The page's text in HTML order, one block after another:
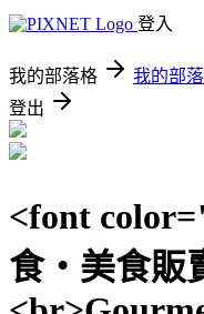
登入
我的部落格 我的部
登出
<font
食‧美食販